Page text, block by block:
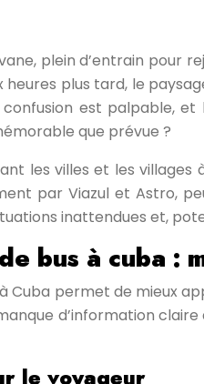
plein d’entrain pour
plus tard, le
est palpable,
que prévue ?
les villes et les
par Viazul et Astro,
inattendues et,
bus à cuba
Cuba permet de mieux
d’information
le voyageur